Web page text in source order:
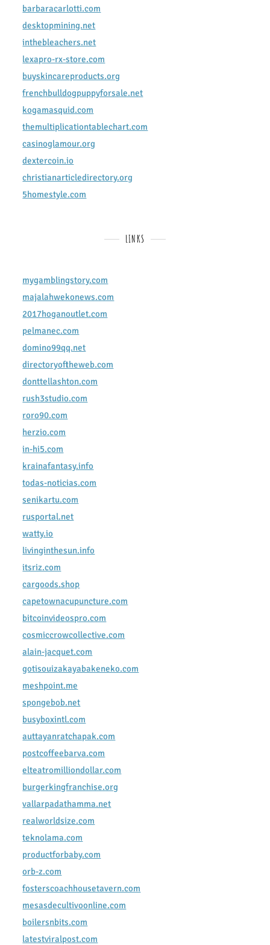
barbaracarlotti.com
desktopmining.net
inthebleachers.net
lexapro-rx-store.com
buyskincareproducts.org
frenchbulldogpuppyforsale.net
kogamasquid.com
themultiplicationtablechart.com
casinoglamour.org
dextercoin.io
christianarticledirectory.org
5homestyle.com
LINKS
mygamblingstory.com
majalahwekonews.com
2017hoganoutlet.com
pelmanec.com
domino99qq.net
directoryoftheweb.com
donttellashton.com
rush3studio.com
roro90.com
herzio.com
in-hi5.com
krainafantasy.info
todas-noticias.com
senikartu.com
rusportal.net
watty.io
livinginthesun.info
itsriz.com
cargoods.shop
capetownacupuncture.com
bitcoinvideospro.com
cosmiccrowcollective.com
alain-jacquet.com
gotisouizakayabakeneko.com
meshpoint.me
spongebob.net
busyboxintl.com
auttayanratchapak.com
postcoffeebarva.com
elteatromilliondollar.com
burgerkingfranchise.org
vallarpadathamma.net
realworldsize.com
teknolama.com
productforbaby.com
orb-z.com
fosterscoachhousetavern.com
mesasdecultivoonline.com
boilersnbits.com
latestviralpost.com